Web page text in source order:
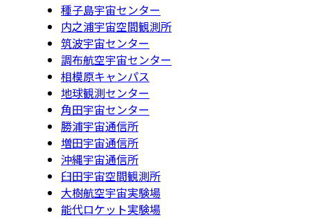
種子島宇宙センター
内之浦宇宙空間観測所
筑波宇宙センター
調布航空宇宙センター
相模原キャンパス
地球観測センター
角田宇宙センター
勝浦宇宙通信所
増田宇宙通信所
沖縄宇宙通信所
臼田宇宙空間観測所
大樹航空宇宙実験場
能代ロケット実験場